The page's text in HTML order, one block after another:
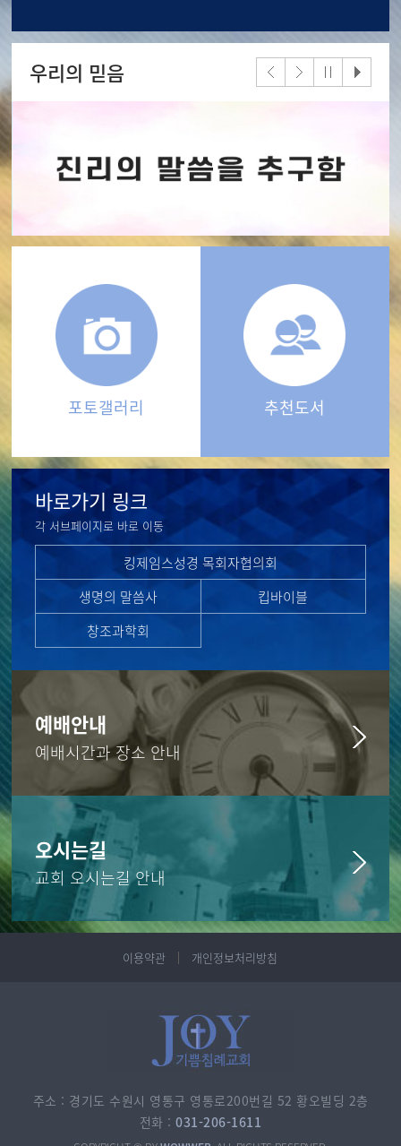
우리의 믿음
포토갤러리 추천도서
바로가기 링크
각 서브페이지로 바로 이동
킹제임스성경 목회자협의회
생명의 말씀사
킵바이블
창조과학회
예배안내
예배시간과 장소 안내
오시는길
교회 오시는길 안내
이용약관 개인정보처리방침
주소 : 경기도 수원시 영통구 영통로200번길 52 황오빌딩 2층
전화 :031-206-1611